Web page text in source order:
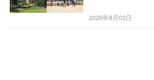
2026年8月03日